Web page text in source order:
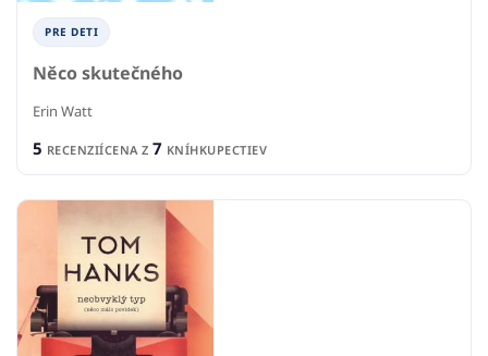
PRE DETI
Něco skutečného
Erin Watt
5 RECENZIÍCENA Z 7 KNÍHKUPECTIEV